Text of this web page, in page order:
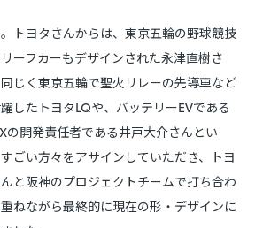
トヨタさんからは、東京五輪の野球競技
ーフカーもデザインされた永津直樹さ
じく東京五輪で聖火リレーの先導車など
したトヨタLQや、バッテリーEVである
の開発責任者である井戸大介さんとい
ごい方々をアサインしていただき、トヨ
と阪神のプロジェクトチームで打ち合わ
ねながら最終的に現在の形・デザインに